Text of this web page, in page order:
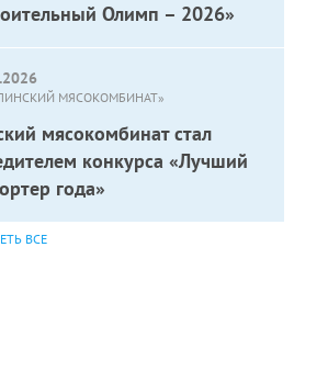
Олимп – 2026»
МЯСОКОМБИНАТ»
мясокомбинат стал
конкурса «Лучший
года»
ВСЕ